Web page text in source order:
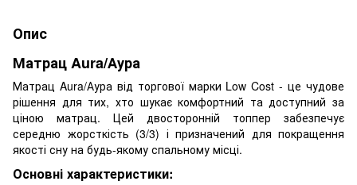
Опис
Матрац Aura/Аура
Матрац Aura/Аура від торгової марки Low Cost - це чудове
рішення для тих, хто шукає комфортний та доступний за
ціною матрац. Цей двосторонній топпер забезпечує
середню жорсткість (3/3) і призначений для покращення
якості сну на будь-якому спальному місці.
Основні характеристики: